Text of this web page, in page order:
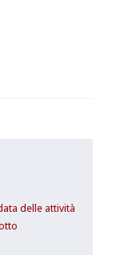
delle attività